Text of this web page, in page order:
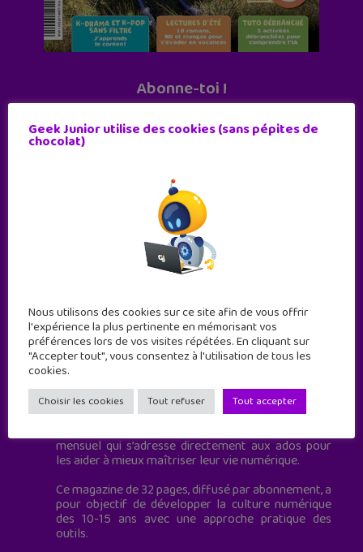
Abonne-toi !
Geek Junior est le premier site de culture numérique
à destination des adolescents.
mensuel qui s’adresse directement aux ados pour
les aider à mieux maîtriser leur vie numérique.
Ce magazine de 32 pages, diffusé par abonnement, a
pour objectif de développer la culture numérique
des 10-15 ans avec une approche pratique des
outils.
Geek Junior utilise des cookies (sans pépites de
chocolat)
Nous utilisons des cookies sur ce site afin de vous offrir
l'expérience la plus pertinente en mémorisant vos
préférences lors de vos visites répétées. En cliquant sur
"Accepter tout", vous consentez à l'utilisation de tous les
cookies.
Choisir les cookies Tout refuser Tout accepter